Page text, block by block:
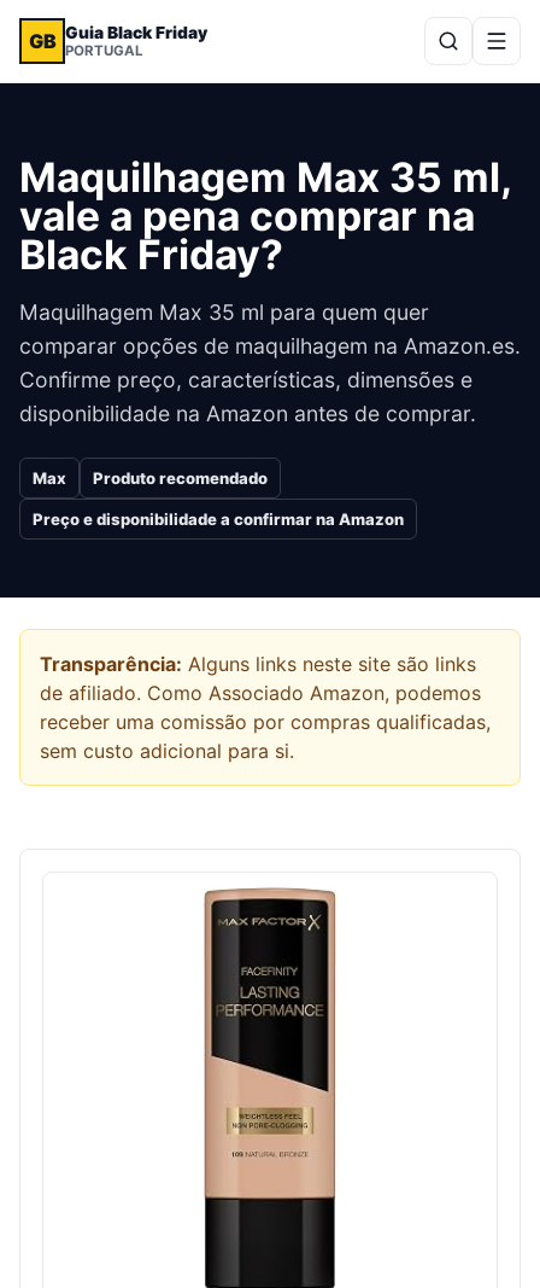
GB Guia Black Friday
PORTUGAL
Maquilhagem Max 35 ml,
vale a pena comprar na
Black Friday?
Maquilhagem Max 35 ml para quem quer
comparar opções de maquilhagem na Amazon.es.
Confirme preço, características, dimensões e
disponibilidade na Amazon antes de comprar.
Max Produto recomendado
Preço e disponibilidade a confirmar na Amazon
Transparência: Alguns links neste site são links
de afiliado. Como Associado Amazon, podemos
receber uma comissão por compras qualificadas,
sem custo adicional para si.